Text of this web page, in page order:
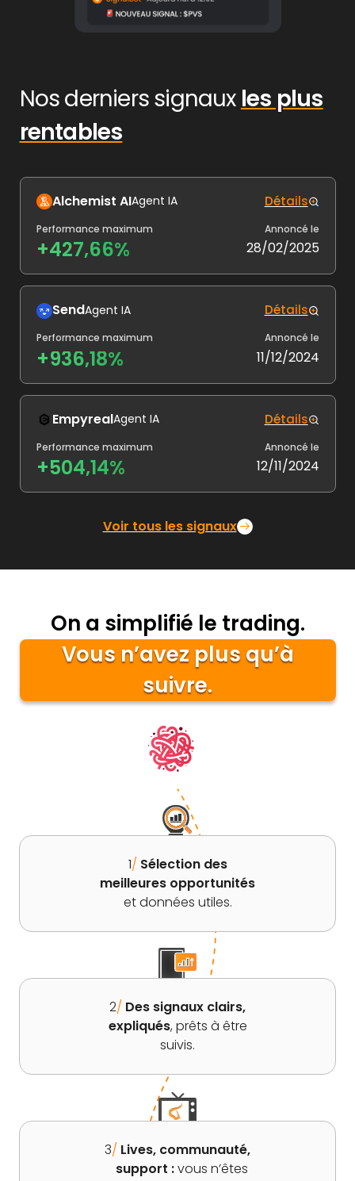
Nos derniers signaux les plus
rentables
Alchemist AIAgent IA Détails
Performance maximum Annoncé le
+427,66% 28/02/2025
SendAgent IA Détails
Performance maximum Annoncé le
+936,18% 11/12/2024
EmpyrealAgent IA Détails
Performance maximum Annoncé le
+504,14% 12/11/2024
Voir tous les signaux
On a simplifié le trading.
Vous n’avez plus qu’à
suivre.
1/ Sélection des
meilleures opportunités
et données utiles.
2/ Des signaux clairs,
expliqués, prêts à être
suivis.
3/ Lives, communauté,
support :vous n’êtes